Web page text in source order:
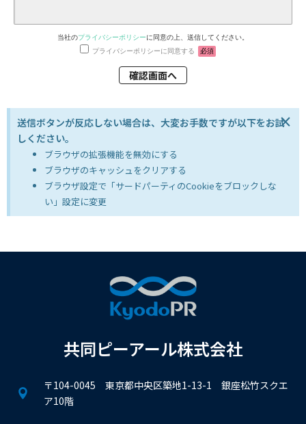
当社のプライバシーポリシーに同意の上、送信してください。
プライバシーポリシーに同意する
必須
送信ボタンが反応しない場合は、大変お手数ですが以下をお試
しください。
ブラウザの拡張機能を無効にする
ブラウザのキャッシュをクリアする
ブラウザ設定で「サードパーティのCookieをブロックしな
い」設定に変更
×
共同ピーアール株式会社
〒104-0045 東京都中央区築地1-13-1 銀座松竹スクエ
ア10階